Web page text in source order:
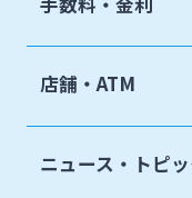
店舗・ATM
ニュース・トピ